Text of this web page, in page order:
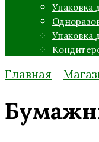
Упаковка
Упаковка
Главная